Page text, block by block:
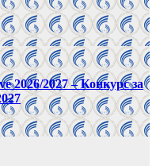
2026/2027 – Конкурс за